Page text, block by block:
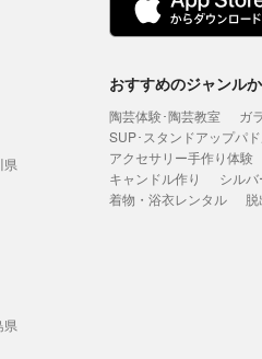
県
県
おすすめのジャンル
陶芸体験･陶芸教室 ガ
SUP･スタンドアップパ
アクセサリー手作り体験
キャンドル作り
シル
着物・浴衣レンタル